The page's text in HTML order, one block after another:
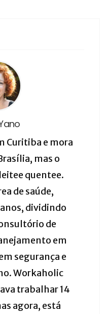
Curitiba e mora
mas o
quentee.
de saúde,
dividindo
de
em
segurança e
Workaholic
trabalhar 14
agora, está